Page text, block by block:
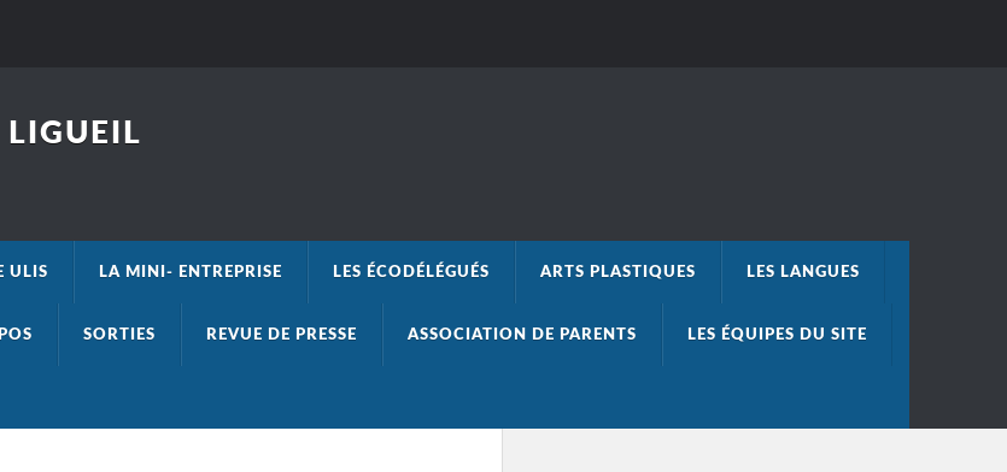
LIGUEIL
ULIS LA MINI- ENTREPRISE LES ÉCODÉLÉGUÉS ARTS PLASTIQUES LES LANGUES
SORTIES REVUE DE PRESSE ASSOCIATION DE PARENTS LES ÉQUIPES DU SITE